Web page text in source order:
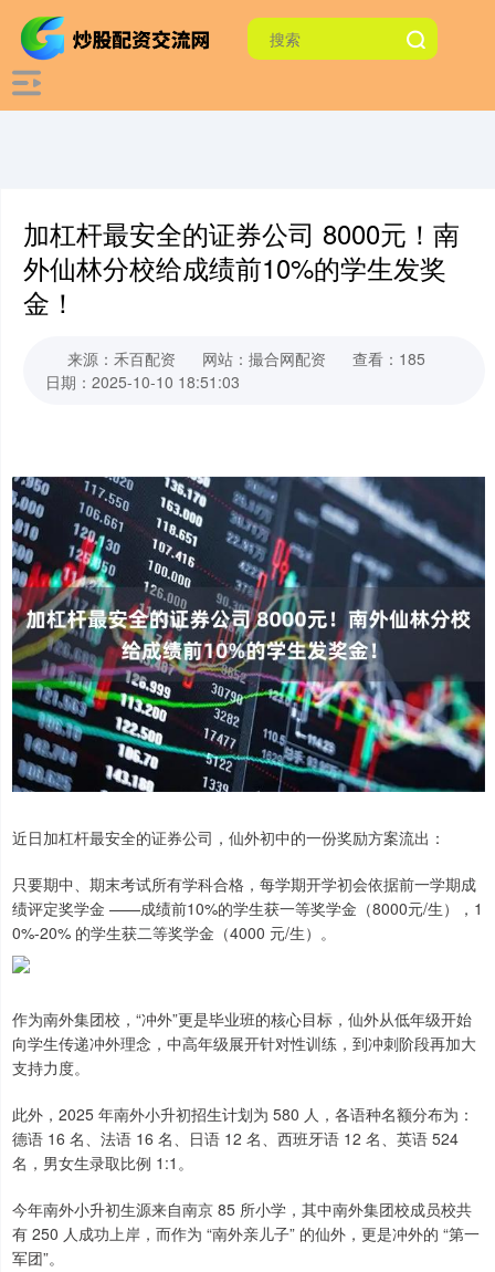
加杠杆最安全的证券公司 8000元！南
外仙林分校给成绩前10%的学生发奖
金！
来源：禾百配资 网站：撮合网配资
查看：185
日期：2025-10-10 18:51:03
近日加杠杆最安全的证券公司，仙外初中的一份奖励方案流出：
只要期中、期末考试所有学科合格，每学期开学初会依据前一学期成
绩评定奖学金 ——成绩前10%的学生获一等奖学金（8000元/生），1
0%-20% 的学生获二等奖学金（4000 元/生）。
作为南外集团校，“冲外”更是毕业班的核心目标，仙外从低年级开始
向学生传递冲外理念，中高年级展开针对性训练，到冲刺阶段再加大
支持力度。
此外，2025 年南外小升初招生计划为 580 人，各语种名额分布为：
德语 16 名、法语 16 名、日语 12 名、西班牙语 12 名、英语 524
名，男女生录取比例 1:1。
今年南外小升初生源来自南京 85 所小学，其中南外集团校成员校共
有 250 人成功上岸，而作为 “南外亲儿子” 的仙外，更是冲外的 “第一
军团”。